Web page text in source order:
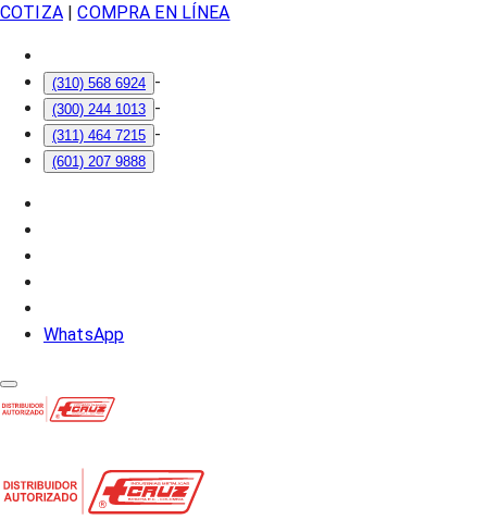
COTIZA| COMPRA EN LÍNEA
(310) 568 6924 -
(300) 244 1013 -
(311) 464 7215 -
(601) 207 9888
WhatsApp